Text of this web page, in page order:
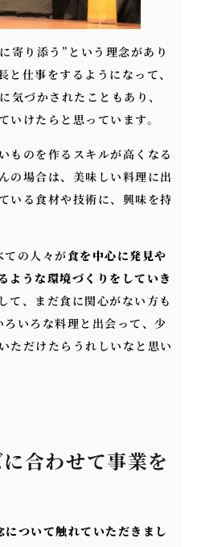
寄り添う”という理念があり
と仕事をするようになって、
気づかされたこともあり、
けたらと思っています。
ものを作るスキルが高くなる
の場合は、美味しい料理に出
いる食材や技術に、興味を持
の人々が食を中心に発見や
ような環境づくりをしていき
て、まだ食に関心がない方も
いろな料理と出会って、少
ただけたらうれしいなと思い
合わせて事業を
ついて触れていただきまし